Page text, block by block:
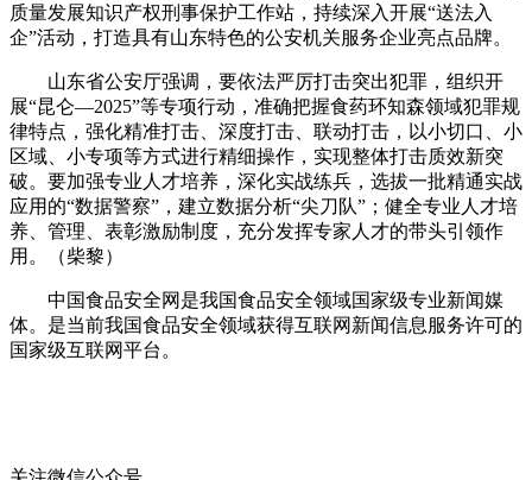
质量发展知识产权刑事保护工作站，持续深入开展“送法入
企”活动，打造具有山东特色的公安机关服务企业亮点品牌。
山东省公安厅强调，要依法严厉打击突出犯罪，组织开
展“昆仑—2025”等专项行动，准确把握食药环知森领域犯罪规
律特点，强化精准打击、深度打击、联动打击，以小切口、小
区域、小专项等方式进行精细操作，实现整体打击质效新突
破。要加强专业人才培养，深化实战练兵，选拔一批精通实战
应用的“数据警察”，建立数据分析“尖刀队”；健全专业人才培
养、管理、表彰激励制度，充分发挥专家人才的带头引领作
用。（柴黎）
中国食品安全网是我国食品安全领域国家级专业新闻媒
体。是当前我国食品安全领域获得互联网新闻信息服务许可的
国家级互联网平台。